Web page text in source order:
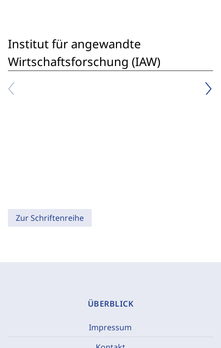
Institut für angewandte
Wirtschaftsforschung (IAW)
Zur Schriftenreihe
ÜBERBLICK
Impressum